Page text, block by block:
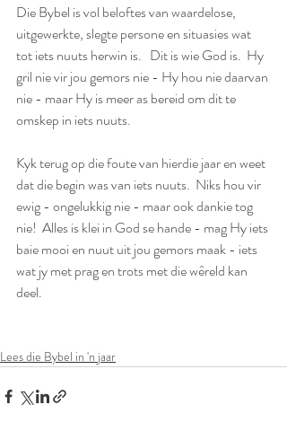
Die Bybel is vol beloftes van waardelose,
uitgewerkte, slegte persone en situasies wat
tot iets nuuts herwin is.   Dit is wie God is.  Hy
gril nie vir jou gemors nie - Hy hou nie daarvan
nie - maar Hy is meer as bereid om dit te
omskep in iets nuuts.
Kyk terug op die foute van hierdie jaar en weet
dat die begin was van iets nuuts.  Niks hou vir
ewig - ongelukkig nie - maar ook dankie tog
nie!  Alles is klei in God se hande - mag Hy iets
baie mooi en nuut uit jou gemors maak - iets
wat jy met prag en trots met die wêreld kan
deel.
Lees die Bybel in 'n jaar